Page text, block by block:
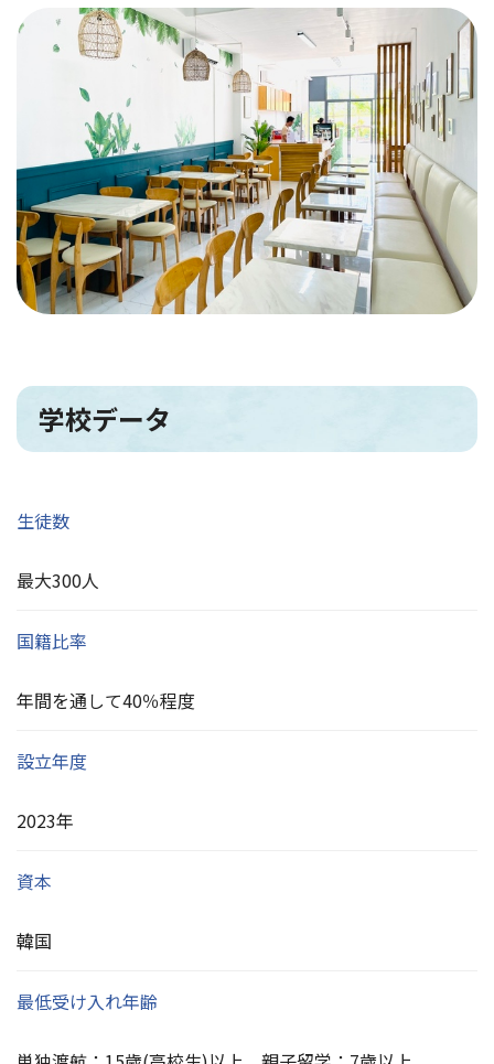
学校データ
生徒数
最大300人
国籍比率
年間を通して40％程度
設立年度
2023年
資本
韓国
最低受け入れ年齢